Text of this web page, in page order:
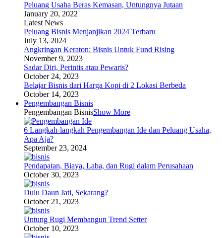
Peluang Usaha Beras Kemasan, Untungnya Jutaan
January 20, 2022
Latest News
Peluang Bisnis Menjanjikan 2024 Terbaru
July 13, 2024
Angkringan Keraton: Bisnis Untuk Fund Rising
November 9, 2023
Sadar Diri, Perintis atau Pewaris?
October 24, 2023
Belajar Bisnis dari Harga Kopi di 2 Lokasi Berbeda
October 14, 2023
Pengembangan Bisnis
Pengembangan BisnisShow More
6 Langkah-langkah Pengembangan Ide dan Peluang Usaha,
Apa Aja?
September 23, 2024
Pendapatan, Biaya, Laba, dan Rugi dalam Perusahaan
October 30, 2023
Dulu Daun Jati, Sekarang?
October 21, 2023
Untung Rugi Membangun Trend Setter
October 10, 2023